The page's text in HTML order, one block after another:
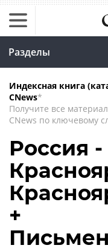
Разделы
Индексная книга
CNews*
Получите все
CNews по ключевому
Россия
+